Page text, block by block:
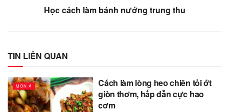
Học cách làm bánh nướng trung thu
TIN LIÊN QUAN
MÓN Á
Cách làm lòng heo chiên tỏi ớt
giòn thơm, hấp dẫn cực hao
cơm